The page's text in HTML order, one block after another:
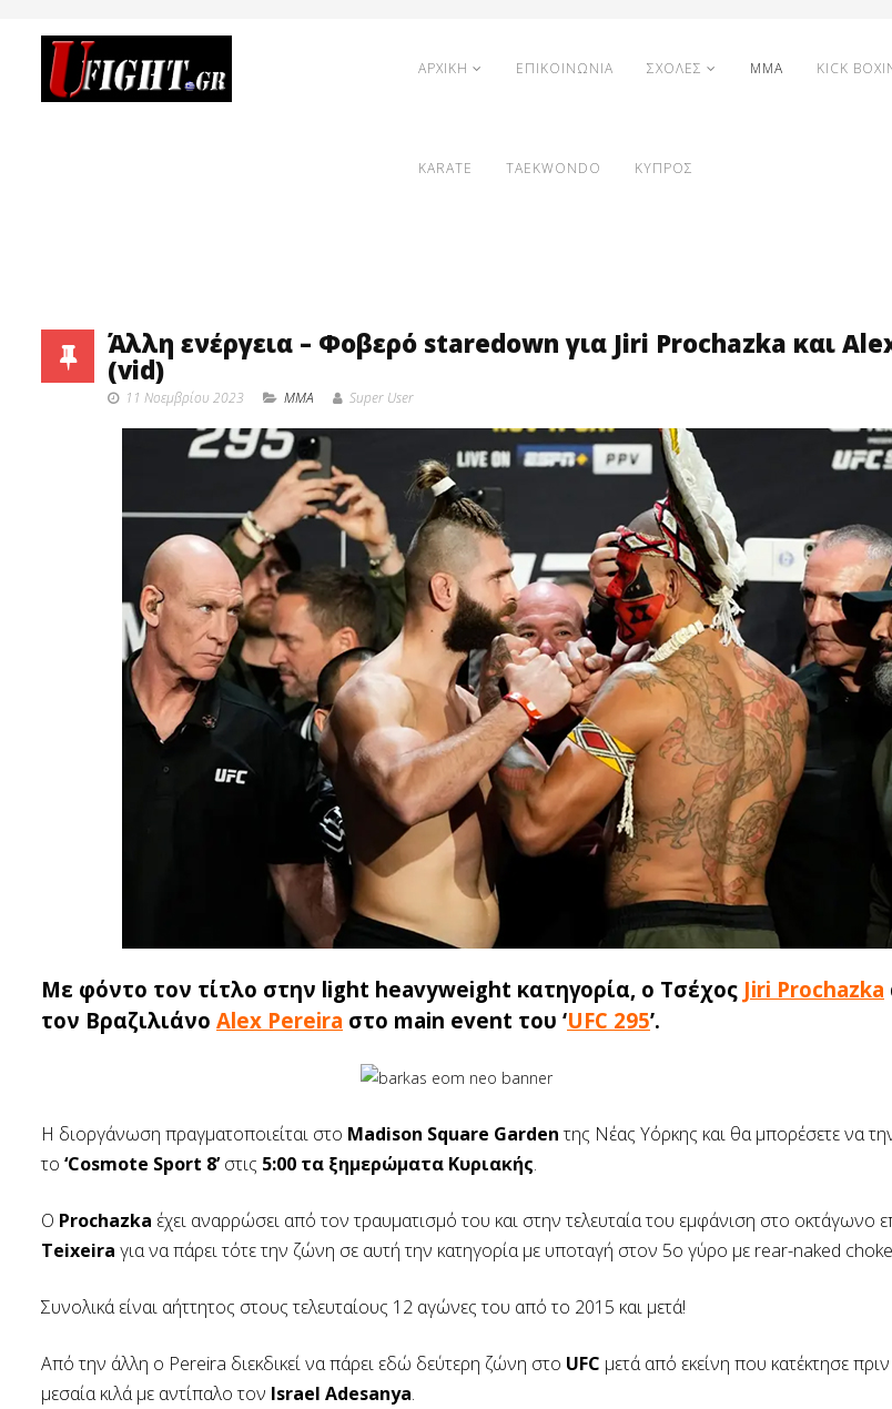
ΑΡΧΙΚΗ ΕΠΙΚΟΙΝΩΝΙΑ ΣΧΟΛΕΣ MMA KICK
KARATE TAEKWONDO ΚΥΠΡΟΣ
Άλλη ενέργεια – Φοβερό staredown για Jiri Prochazka και
(vid)
11 Νοεμβρίου 2023 MMA Super User
Με φόντο τον τίτλο στην light heavyweight κατηγορία, ο Τσέχος Jiri Prochazka
τον Βραζιλιάνο Alex Pereira στο main event του ‘UFC 295’.
Η διοργάνωση πραγματοποιείται στο Madison Square Gardenτης Νέας Υόρκης και θα μπορέσετε να
το ‘Cosmote Sport 8’στις 5:00 τα ξημερώματα Κυριακής.
Ο Prochazka έχει αναρρώσει από τον τραυματισμό του και στην τελευταία του εμφάνιση στο οκτάγωνο
Teixeira για να πάρει τότε την ζώνη σε αυτή την κατηγορία με υποταγή στον 5ο γύρο με rear-naked
Συνολικά είναι αήττητος στους τελευταίους 12 αγώνες του από το 2015 και μετά!
Από την άλλη ο Pereira διεκδικεί να πάρει εδώ δεύτερη ζώνη στο UFC μετά από εκείνη που κατέκτησε
μεσαία κιλά με αντίπαλο τον Israel Adesanya.